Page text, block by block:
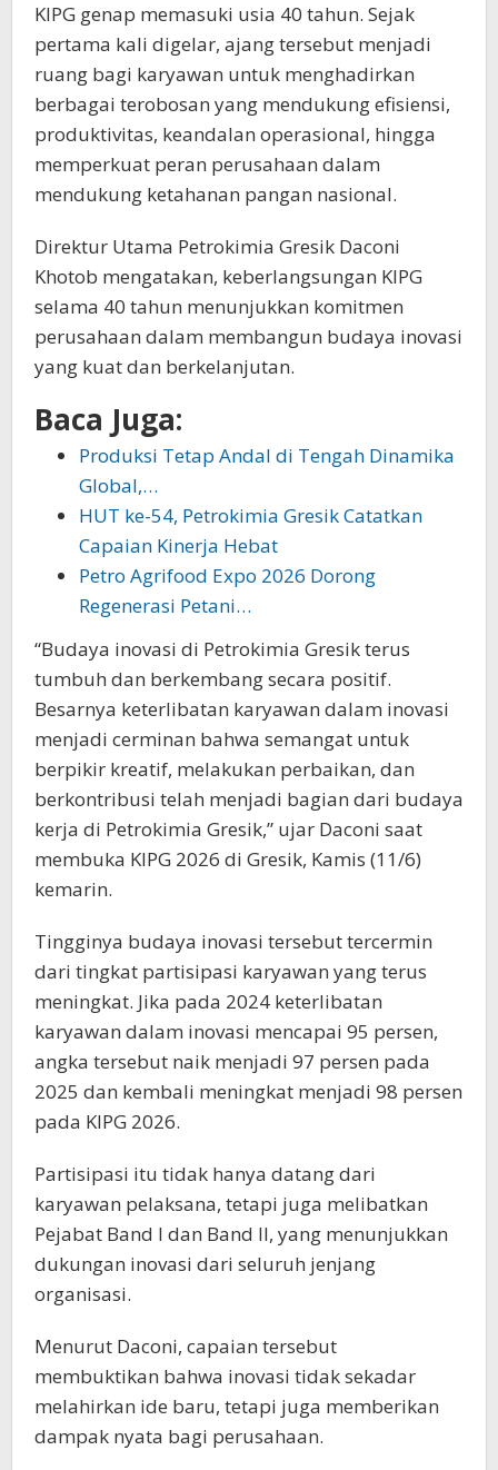
KIPG genap memasuki usia 40 tahun. Sejak
pertama kali digelar, ajang tersebut menjadi
ruang bagi karyawan untuk menghadirkan
berbagai terobosan yang mendukung efisiensi,
produktivitas, keandalan operasional, hingga
memperkuat peran perusahaan dalam
mendukung ketahanan pangan nasional.
Direktur Utama Petrokimia Gresik Daconi
Khotob mengatakan, keberlangsungan KIPG
selama 40 tahun menunjukkan komitmen
perusahaan dalam membangun budaya inovasi
yang kuat dan berkelanjutan.
Baca Juga:
Produksi Tetap Andal di Tengah Dinamika
Global,…
HUT ke-54, Petrokimia Gresik Catatkan
Capaian Kinerja Hebat
Petro Agrifood Expo 2026 Dorong
Regenerasi Petani…
“Budaya inovasi di Petrokimia Gresik terus
tumbuh dan berkembang secara positif.
Besarnya keterlibatan karyawan dalam inovasi
menjadi cerminan bahwa semangat untuk
berpikir kreatif, melakukan perbaikan, dan
berkontribusi telah menjadi bagian dari budaya
kerja di Petrokimia Gresik,” ujar Daconi saat
membuka KIPG 2026 di Gresik, Kamis (11/6)
kemarin.
Tingginya budaya inovasi tersebut tercermin
dari tingkat partisipasi karyawan yang terus
meningkat. Jika pada 2024 keterlibatan
karyawan dalam inovasi mencapai 95 persen,
angka tersebut naik menjadi 97 persen pada
2025 dan kembali meningkat menjadi 98 persen
pada KIPG 2026.
Partisipasi itu tidak hanya datang dari
karyawan pelaksana, tetapi juga melibatkan
Pejabat Band I dan Band II, yang menunjukkan
dukungan inovasi dari seluruh jenjang
organisasi.
Menurut Daconi, capaian tersebut
membuktikan bahwa inovasi tidak sekadar
melahirkan ide baru, tetapi juga memberikan
dampak nyata bagi perusahaan.